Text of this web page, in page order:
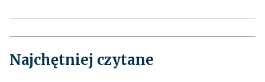
Najchętniej czytane